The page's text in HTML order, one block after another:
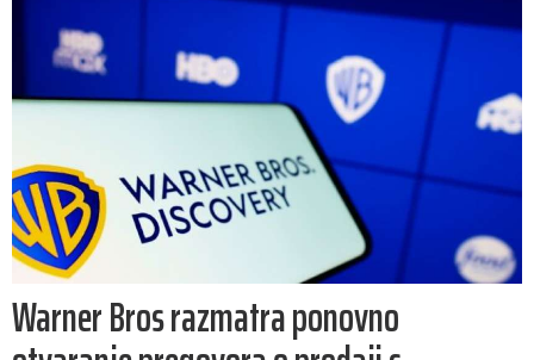
Warner Bros razmatra ponovno